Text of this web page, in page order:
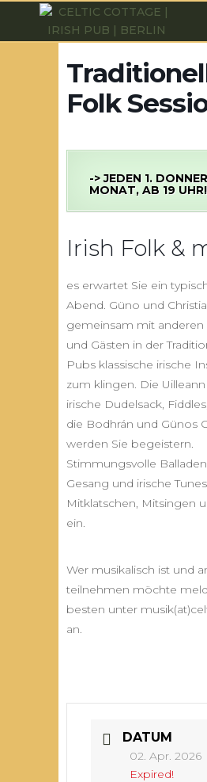
Folk
-> JEDEN 1.
MONAT, AB 19
Irish Folk &
es erwartet Sie ein
Abend. Güno und
gemeinsam mit anderen
und Gästen in der
Pubs klassische irische
zum klingen. Die
irische Dudelsack,
die Bodhrán und Günos
werden Sie begeistern.
Stimmungsvolle
Gesang und irische
Mitklatschen, Mitsingen
ein.
Wer musikalisch ist und
teilnehmen möchte
besten unter
an.
DATUM
02. Apr. 2026
Expired!